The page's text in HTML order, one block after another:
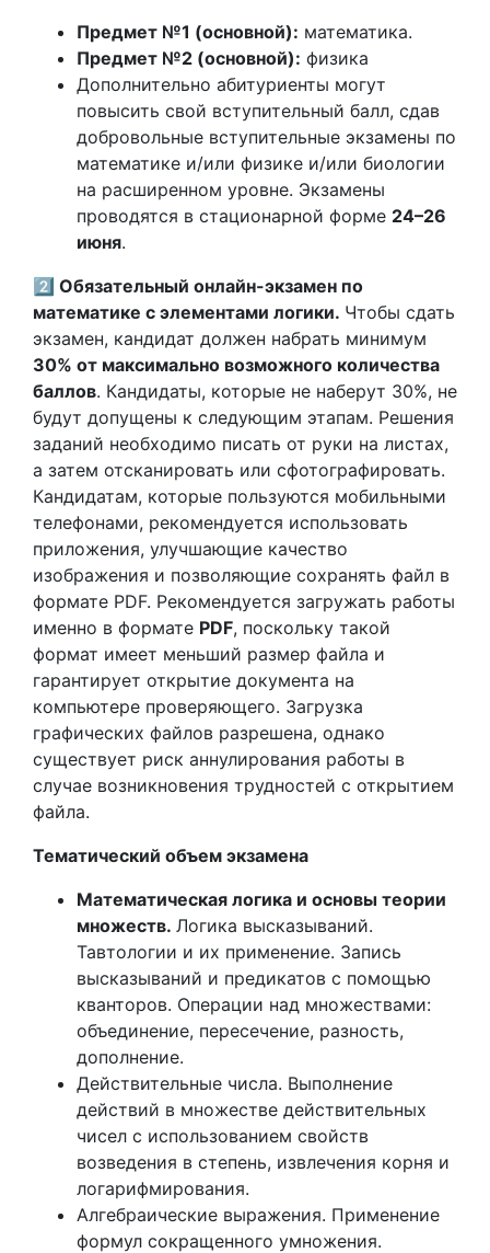
Предмет №1 (основной): математика.
Предмет №2 (основной): физика
Дополнительно абитуриенты могут
повысить свой вступительный балл, сдав
добровольные вступительные экзамены по
математике и/или физике и/или биологии
на расширенном уровне. Экзамены
проводятся в стационарной форме 24–26
июня.
2️⃣ Обязательный онлайн-экзамен по
математике с элементами логики. Чтобы сдать
экзамен, кандидат должен набрать минимум
30% от максимально возможного количества
баллов. Кандидаты, которые не наберут 30%, не
будут допущены к следующим этапам. Решения
заданий необходимо писать от руки на листах,
а затем отсканировать или сфотографировать.
Кандидатам, которые пользуются мобильными
телефонами, рекомендуется использовать
приложения, улучшающие качество
изображения и позволяющие сохранять файл в
формате PDF. Рекомендуется загружать работы
именно в формате PDF, поскольку такой
формат имеет меньший размер файла и
гарантирует открытие документа на
компьютере проверяющего. Загрузка
графических файлов разрешена, однако
существует риск аннулирования работы в
случае возникновения трудностей с открытием
файла.
Тематический объем экзамена
Математическая логика и основы теории
множеств. Логика высказываний.
Тавтологии и их применение. Запись
высказываний и предикатов с помощью
кванторов. Операции над множествами:
объединение, пересечение, разность,
дополнение.
Действительные числа. Выполнение
действий в множестве действительных
чисел с использованием свойств
возведения в степень, извлечения корня и
логарифмирования.
Алгебраические выражения. Применение
формул сокращенного умножения.